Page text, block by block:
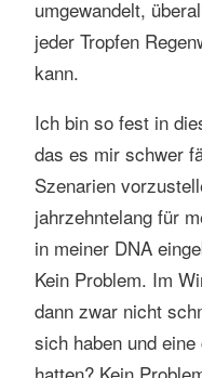
umgewandelt,
jeder Tropfen
kann.
Ich bin so fest in
das es mir schwer
Szenarien
jahrzehntelang für
in meiner DNA
Kein Problem. Im
dann zwar nicht
sich haben und